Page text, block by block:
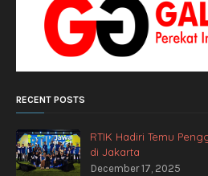
RECENT POSTS
RTIK Hadiri Temu
di Jakarta
December 17, 2025